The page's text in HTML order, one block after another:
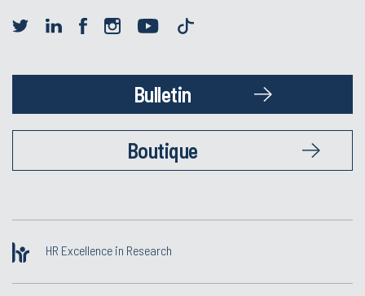
Bulletin
Boutique
HR Excellence in Research